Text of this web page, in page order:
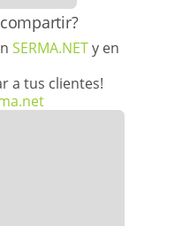
SERMA.NETy en
a tus clientes!